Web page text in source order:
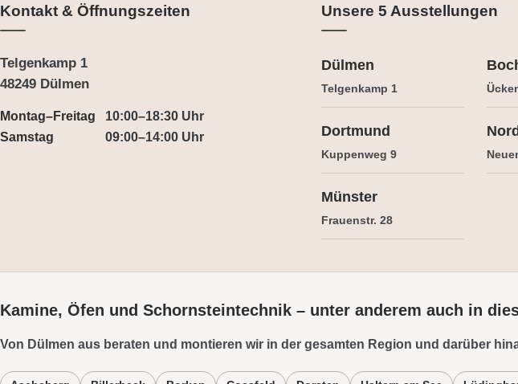
Kontakt & Öffnungszeiten
Telgenkamp 1
48249 Dülmen
Montag–Freitag
10:00–18:30 Uhr
Samstag
09:00–14:00 Uhr
Unsere 5 Ausstellungen
Dülmen
Telgenkamp 1
Dortmund
Kuppenweg 9
Münster
Frauenstr. 28
Kamine, Öfen und Schornsteintechnik – unter anderem auch in
Von Dülmen aus beraten und montieren wir in der gesamten Region und darüber